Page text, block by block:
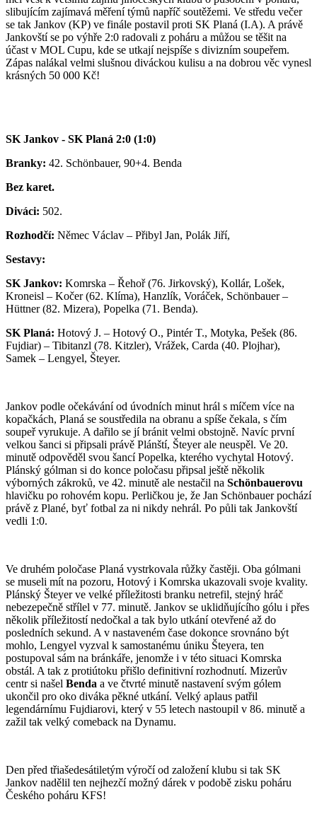
slibujícím zajímavá měření týmů napříč soutěžemi. Ve středu večer
se tak Jankov (KP) ve finále postavil proti SK Planá (I.A). A právě
Jankovští se po výhře 2:0 radovali z poháru a můžou se těšit na
účast v MOL Cupu, kde se utkají nejspíše s divizním soupeřem.
Zápas nalákal velmi slušnou diváckou kulisu a na dobrou věc vynesl
krásných 50 000 Kč!
SK Jankov - SK Planá 2:0 (1:0)
Branky: 42. Schönbauer, 90+4. Benda
Bez karet.
Diváci: 502.
Rozhodčí: Němec Václav – Přibyl Jan, Polák Jiří,
Sestavy:
SK Jankov: Komrska – Řehoř (76. Jirkovský), Kollár, Lošek,
Kroneisl – Kočer (62. Klíma), Hanzlík, Voráček, Schönbauer –
Hüttner (82. Mizera), Popelka (71. Benda).
SK Planá: Hotový J. – Hotový O., Pintér T., Motyka, Pešek (86.
Fujdiar) – Tibitanzl (78. Kitzler), Vrážek, Carda (40. Plojhar),
Samek – Lengyel, Šteyer.
Jankov podle očekávání od úvodních minut hrál s míčem více na
kopačkách, Planá se soustředila na obranu a spíše čekala, s čím
soupeř vyrukuje. A dařilo se jí bránit velmi obstojně. Navíc první
velkou šanci si připsali právě Plánští, Šteyer ale neuspěl. Ve 20.
minutě odpověděl svou šancí Popelka, kterého vychytal Hotový.
Plánský gólman si do konce poločasu připsal ještě několik
výborných zákroků, ve 42. minutě ale nestačil na Schönbauerovu
hlavičku po rohovém kopu. Perličkou je, že Jan Schönbauer pochází
právě z Plané, byť fotbal za ni nikdy nehrál. Po půli tak Jankovští
vedli 1:0.
Ve druhém poločase Planá vystrkovala růžky častěji. Oba gólmani
se museli mít na pozoru, Hotový i Komrska ukazovali svoje kvality.
Plánský Šteyer ve velké příležitosti branku netrefil, stejný hráč
nebezepečně střílel v 77. minutě. Jankov se uklidňujícího gólu i přes
několik příležitostí nedočkal a tak bylo utkání otevřené až do
posledních sekund. A v nastaveném čase dokonce srovnáno být
mohlo, Lengyel vyzval k samostanému úniku Šteyera, ten
postupoval sám na bránkáře, jenomže i v této situaci Komrska
obstál. A tak z protiútoku přišlo definitivní rozhodnutí. Mizerův
centr si našel Benda a ve čtvrté minutě nastavení svým gólem
ukončil pro oko diváka pěkné utkání. Velký aplaus patřil
legendárnímu Fujdiarovi, který v 55 letech nastoupil v 86. minutě a
zažil tak velký comeback na Dynamu.
Den před třiašedesátiletým výročí od založení klubu si tak SK
Jankov nadělil ten nejhezčí možný dárek v podobě zisku poháru
Českého poháru KFS!